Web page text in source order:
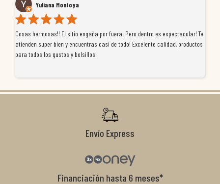
Yuliana Montoya
Cosas hermosas!! El sitio engaña por fuera! Pero dentro es espectacular! Te
atienden super bien y encuentras casi de todo! Excelente calidad, productos
para todos los gustos y bolsillos
Envío Express
Financiación hasta 6 meses*